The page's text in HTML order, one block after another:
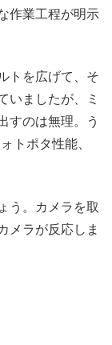
作業工程が明示
トを広げて、そ
いましたが、ミ
すのは無理。う
トポタ性能、
う。カメラを取
メラが反応しま